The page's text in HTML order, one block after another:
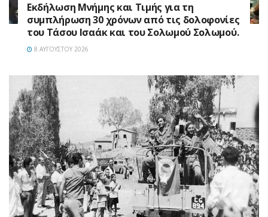
Εκδήλωση Μνήμης και Τιμής για τη
συμπλήρωση 30 χρόνων από τις δολοφονίες
του Τάσου Ισαάκ και του Σολωμού Σολωμού.
8 ΑΥΓΟΎΣΤΟΥ 2026